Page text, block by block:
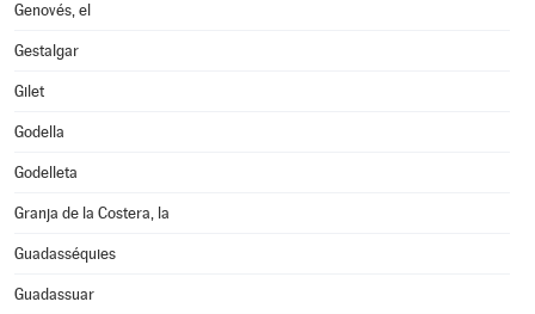
Genovés, el
Gestalgar
Gilet
Godella
Godelleta
Granja de la Costera, la
Guadasséquies
Guadassuar